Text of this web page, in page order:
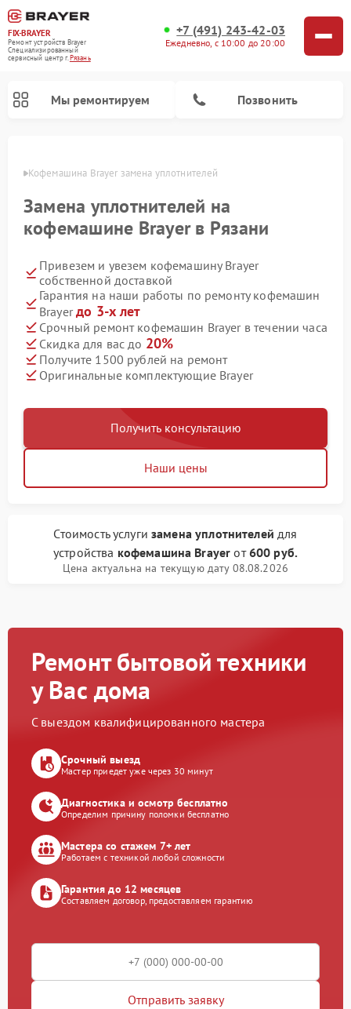
FIX-BRAYER
Ремонт устройств Brayer
Специализированный
cервисный центр г.Рязань
+7 (491) 243-42-03
Ежедневно, с 10:00 до 20:00
Мы ремонтируем Позвонить
Кофемашина Brayer замена уплотнителей
Замена уплотнителей на
кофемашине Brayer в Рязани
Привезем и увезем кофемашину Brayer
собственной доставкой
Гарантия на наши работы по ремонту кофемашин
Brayerдо 3-х лет
Срочный ремонт кофемашин Brayer в течении часа
Скидка для вас до 20%
Получите 1500 рублей на ремонт
Оригинальные комплектующие Brayer
Получить консультацию
Наши цены
Стоимость услугизамена уплотнителей для
устройства кофемашина Brayer от600 руб.
Цена актуальна на текущую дату 08.08.2026
Ремонт бытовой техники
у Вас дома
С выездом квалифицированного мастера
Срочный выезд
Мастер приедет уже через 30 минут
Диагностика и осмотр бесплатно
Определим причину поломки бесплатно
Мастера со стажем 7+ лет
Работаем с техникой любой сложности
Гарантия до 12 месяцев
Составляем договор, предоставляем гарантию
Отправить заявку